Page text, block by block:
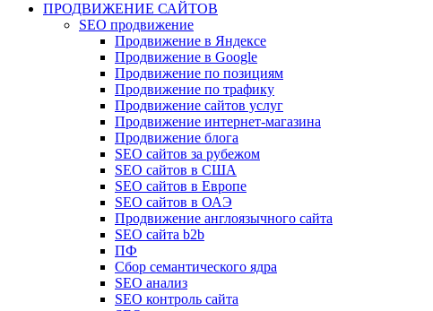
ПРОДВИЖЕНИЕ САЙТОВ
SEO продвижение
Продвижение в Яндексе
Продвижение в Google
Продвижение по позициям
Продвижение по трафику
Продвижение сайтов услуг
Продвижение интернет-магазина
Продвижение блога
SEO сайтов за рубежом
SEO сайтов в США
SEO сайтов в Европе
SEO сайтов в ОАЭ
Продвижение англоязычного сайта
SEO сайта b2b
ПФ
Сбор семантического ядра
SEO анализ
SEO контроль сайта